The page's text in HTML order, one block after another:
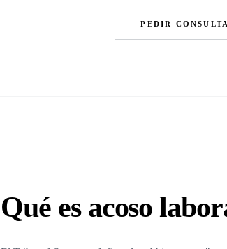
PEDIR CONSULTA
Qué es acoso